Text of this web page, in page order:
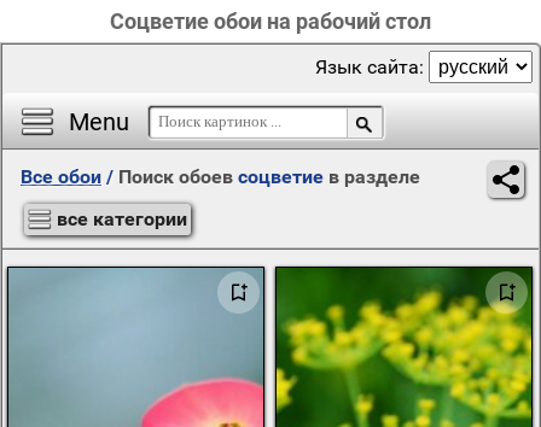
Соцветие обои на рабочий стол
Menu
Язык сайта:
Все обои / Поиск обоев соцветие в разделе
все категории